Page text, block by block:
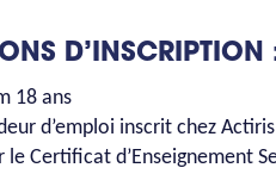
18 ans
d’emploi inscrit chez Actiris
le Certificat d’Enseignement